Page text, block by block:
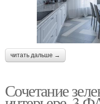
читать дальше →
Сочетание